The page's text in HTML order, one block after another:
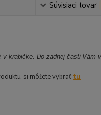
Súvisiaci tovar
krabičke. Do zadnej časti Vám
si môžete vybrať tu.